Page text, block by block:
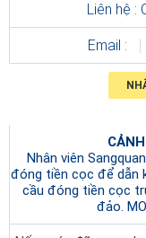
Liên hệ :
Email :
Nhân viên
đóng tiền cọc để dẫn
cầu đóng tiền cọc
đảo.